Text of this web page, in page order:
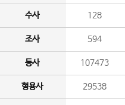
수사 128
조사 594
동사 107473
형용사 29538